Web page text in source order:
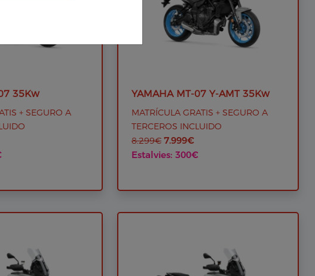
35Kw
+ SEGURO A
YAMAHA MT-07 Y-AMT 35Kw
MATRÍCULA GRATIS + SEGURO A
TERCEROS INCLUIDO
8.299€ 7.999€
Estalvies: 300€